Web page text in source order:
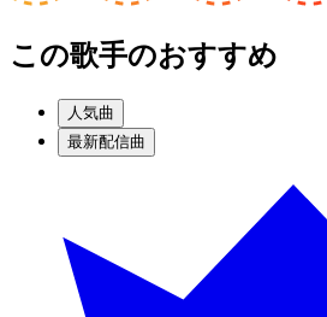
この歌手のおすすめ
人気曲
最新配信曲